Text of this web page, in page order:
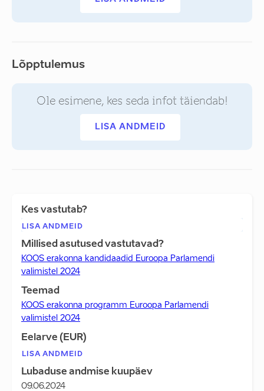
Lõpptulemus
Ole esimene, kes seda infot täiendab!
LISA ANDMEID
Kes vastutab?
LISA ANDMEID
Millised asutused vastutavad?
KOOS erakonna kandidaadid Euroopa Parlamendi
valimistel 2024
Teemad
KOOS erakonna programm Euroopa Parlamendi
valimistel 2024
Eelarve (EUR)
LISA ANDMEID
Lubaduse andmise kuupäev
09.06.2024